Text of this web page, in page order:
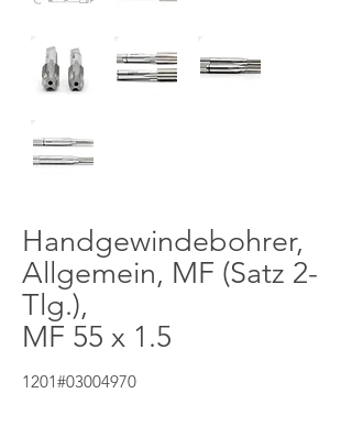
Handgewindebohrer,
Allgemein, MF (Satz 2-
Tlg.),
MF 55 x 1.5
1201#03004970